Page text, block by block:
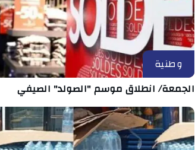
وطنية
الجمعة/ انطلاق موسم "الصولد" الصيفي